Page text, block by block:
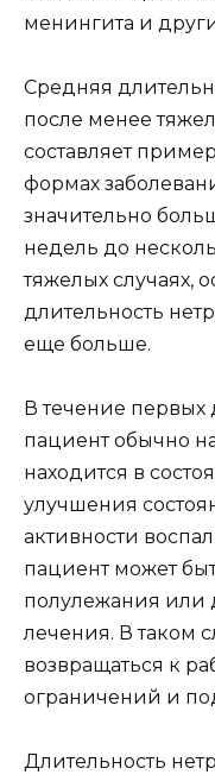
менингита и
Средняя
после менее
составляет
формах
значительно
недель до
тяжелых случаях,
длительность
еще больше.
В течение
пациент обычно
находится в
улучшения
активности
пациент может
полулежания или
лечения. В таком
возвращаться к
ограничений и
Длительность